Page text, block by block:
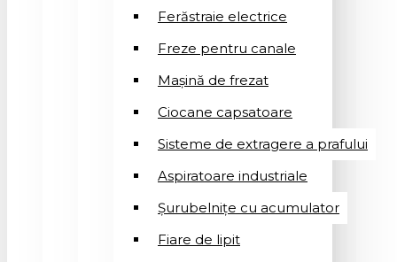
Ferăstraie electrice
Freze pentru canale
Mașină de frezat
Ciocane capsatoare
Sisteme de extragere a prafului
Aspiratoare industriale
Șurubelnițe cu acumulator
Fiare de lipit